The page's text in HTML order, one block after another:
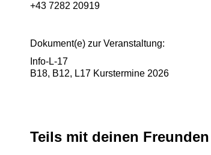
+43 7282 20919
Dokument(e) zur Veranstaltung:
Info-L-17
B18, B12, L17 Kurstermine 2026
Teils mit deinen Freunden